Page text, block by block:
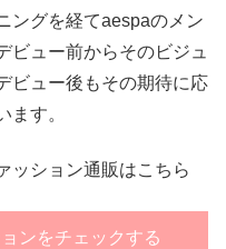
ングを経てaespaのメン
ビュー前からそのビジュ
ビュー後もその期待に応
ます。
ッション通販はこちら
ンをチェックする